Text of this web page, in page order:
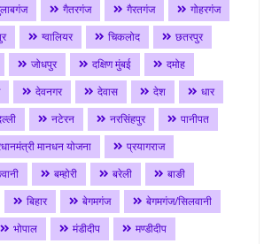
गैतरगंज गैरतगंज
गोहरगंज
ग्वालियर चिकलोद
छतरपुर
जोधपुर दक्षिण मुंबई
दमोह
देवनगर देवास देश
धार
नटेरन नरसिंहपुर
पानीपत
मानधन योजना
प्रयागराज
बम्होरी बरेली
बाङी
बिहार बेगमगंज
बेगमगंज/सिलवानी
भोपाल मंडीदीप
मण्डीदीप